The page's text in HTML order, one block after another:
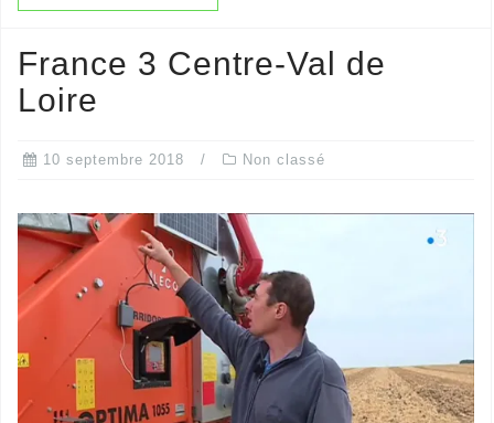
France 3 Centre-Val de
Loire
10 septembre 2018 Non classé